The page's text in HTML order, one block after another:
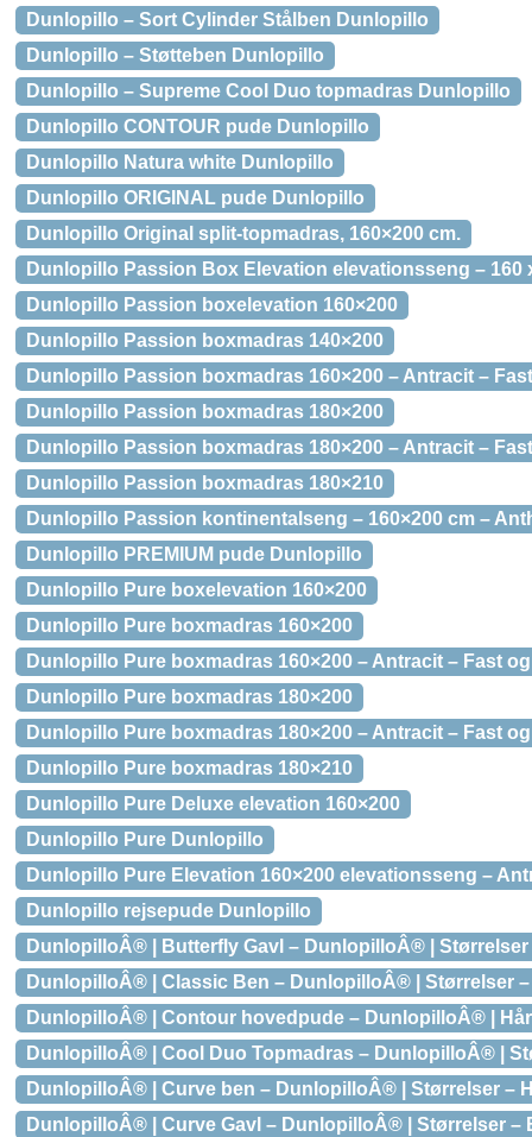
Dunlopillo – Sort Cylinder Stålben Dunlopillo
Dunlopillo – Støtteben Dunlopillo
Dunlopillo – Supreme Cool Duo topmadras Dunlopillo
Dunlopillo CONTOUR pude Dunlopillo
Dunlopillo Natura white Dunlopillo
Dunlopillo ORIGINAL pude Dunlopillo
Dunlopillo Original split-topmadras, 160×200 cm.
Dunlopillo Passion Box Elevation elevationsseng –
Dunlopillo Passion boxelevation 160×200
Dunlopillo Passion boxmadras 140×200
Dunlopillo Passion boxmadras 160×200 – Antracit –
Dunlopillo Passion boxmadras 180×200
Dunlopillo Passion boxmadras 180×200 – Antracit –
Dunlopillo Passion boxmadras 180×210
Dunlopillo Passion kontinentalseng – 160×200 cm –
Dunlopillo PREMIUM pude Dunlopillo
Dunlopillo Pure boxelevation 160×200
Dunlopillo Pure boxmadras 160×200
Dunlopillo Pure boxmadras 160×200 – Antracit – Fast
Dunlopillo Pure boxmadras 180×200
Dunlopillo Pure boxmadras 180×200 – Antracit – Fast
Dunlopillo Pure boxmadras 180×210
Dunlopillo Pure Deluxe elevation 160×200
Dunlopillo Pure Dunlopillo
Dunlopillo Pure Elevation 160×200 elevationsseng –
Dunlopillo rejsepude Dunlopillo
DunlopilloÂ® | Butterfly Gavl – DunlopilloÂ® |
DunlopilloÂ® | Classic Ben – DunlopilloÂ® | Størrelser –
DunlopilloÂ® | Contour hovedpude – DunlopilloÂ® |
DunlopilloÂ® | Cool Duo Topmadras – DunlopilloÂ® |
DunlopilloÂ® | Curve ben – DunlopilloÂ® | Størrelser –
DunlopilloÂ® | Curve Gavl – DunlopilloÂ® | Størrelser –